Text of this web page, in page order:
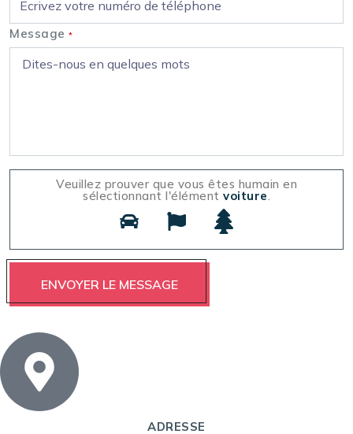
Message *
Veuillez prouver que vous êtes humain en
sélectionnant l'élément voiture.
ADRESSE